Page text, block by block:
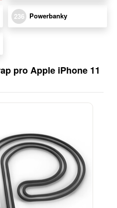
236 Powerbanky
pro Apple iPhone 11